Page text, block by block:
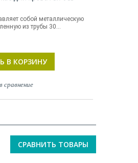
собой металлическую
из трубы 30...
В КОРЗИНУ
сравнение
СРАВНИТЬ ТОВАРЫ